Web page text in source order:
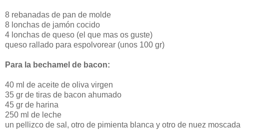
8 rebanadas de pan de molde
8 lonchas de jamón cocido
4 lonchas de queso (el que mas os guste)
queso rallado para espolvorear (unos 100 gr)
Para la bechamel de bacon:
40 ml de aceite de oliva virgen
35 gr de tiras de bacon ahumado
45 gr de harina
250 ml de leche
un pellizco de sal, otro de pimienta blanca y otro de nuez moscada